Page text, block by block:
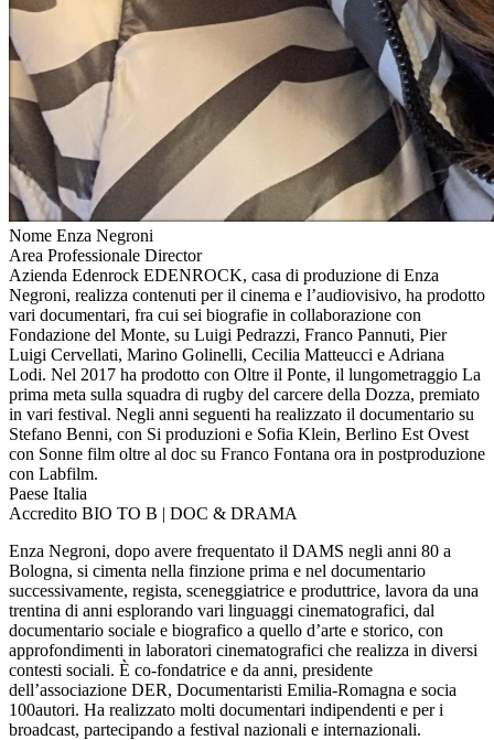
Nome Enza Negroni
Area Professionale Director
Azienda Edenrock EDENROCK, casa di produzione di Enza
Negroni, realizza contenuti per il cinema e l’audiovisivo, ha prodotto
vari documentari, fra cui sei biografie in collaborazione con
Fondazione del Monte, su Luigi Pedrazzi, Franco Pannuti, Pier
Luigi Cervellati, Marino Golinelli, Cecilia Matteucci e Adriana
Lodi. Nel 2017 ha prodotto con Oltre il Ponte, il lungometraggio La
prima meta sulla squadra di rugby del carcere della Dozza, premiato
in vari festival. Negli anni seguenti ha realizzato il documentario su
Stefano Benni, con Si produzioni e Sofia Klein, Berlino Est Ovest
con Sonne film oltre al doc su Franco Fontana ora in postproduzione
con Labfilm.
Paese Italia
Accredito BIO TO B | DOC & DRAMA
Enza Negroni, dopo avere frequentato il DAMS negli anni 80 a
Bologna, si cimenta nella finzione prima e nel documentario
successivamente, regista, sceneggiatrice e produttrice, lavora da una
trentina di anni esplorando vari linguaggi cinematografici, dal
documentario sociale e biografico a quello d’arte e storico, con
approfondimenti in laboratori cinematografici che realizza in diversi
contesti sociali. È co-fondatrice e da anni, presidente
dell’associazione DER, Documentaristi Emilia-Romagna e socia
100autori. Ha realizzato molti documentari indipendenti e per i
broadcast, partecipando a festival nazionali e internazionali.